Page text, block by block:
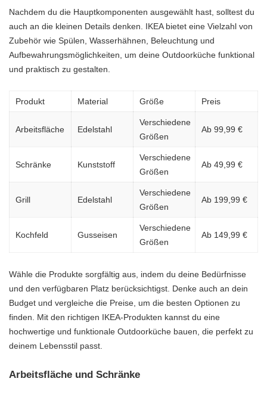
Nachdem du die Hauptkomponenten ausgewählt hast, solltest du
auch an die kleinen Details denken. IKEA bietet eine Vielzahl von
Zubehör wie Spülen, Wasserhähnen, Beleuchtung und
Aufbewahrungsmöglichkeiten, um deine Outdoorküche funktional
und praktisch zu gestalten.
Produkt Material Größe Preis
Arbeitsfläche Edelstahl
Verschiedene
Größen
Ab 99,99 €
Schränke Kunststoff
Verschiedene
Größen
Ab 49,99 €
Grill Edelstahl
Verschiedene
Größen
Ab 199,99 €
Kochfeld Gusseisen
Verschiedene
Größen
Ab 149,99 €
Wähle die Produkte sorgfältig aus, indem du deine Bedürfnisse
und den verfügbaren Platz berücksichtigst. Denke auch an dein
Budget und vergleiche die Preise, um die besten Optionen zu
finden. Mit den richtigen IKEA-Produkten kannst du eine
hochwertige und funktionale Outdoorküche bauen, die perfekt zu
deinem Lebensstil passt.
Arbeitsfläche und Schränke